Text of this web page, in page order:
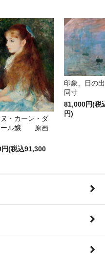
・カーン・ダ
ール嬢 原画
(税込91,300
印象、日
同寸
81,000円(税
円)